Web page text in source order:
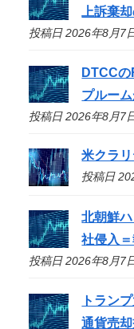
上訴棄
投稿日 2026年8月7
DTCCの
プルー
投稿日 2026年8月7
米クラ
投稿日
北朝鮮
社侵入
投稿日 2026年8月7
トラン
通貨売